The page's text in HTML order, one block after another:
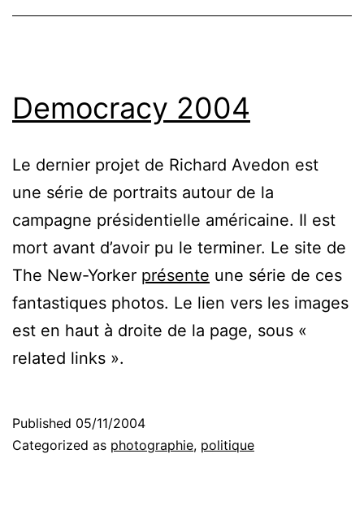
Democracy 2004
Le dernier projet de Richard Avedon est
une série de portraits autour de la
campagne présidentielle américaine. Il est
mort avant d’avoir pu le terminer. Le site de
The New-Yorker présente une série de ces
fantastiques photos. Le lien vers les images
est en haut à droite de la page, sous «
related links ».
Published 05/11/2004
Categorized as photographie, politique